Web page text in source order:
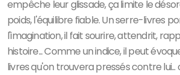
empêche leur glissade, ça limite le
poids, l'équilibre fiable. Un serre-livres
l'imagination, il fait sourire, attendrit,
histoire... Comme un indice, il peut
livres qu'on trouvera pressés contre lui...